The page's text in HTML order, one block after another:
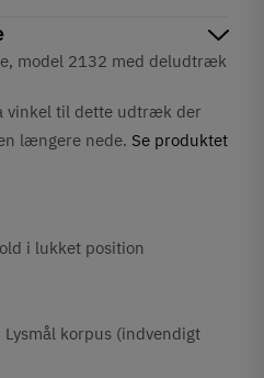
model 2132 med deludtræk
vinkel til dette udtræk der
længere nede. Se produktet
i lukket position
korpus (indvendigt